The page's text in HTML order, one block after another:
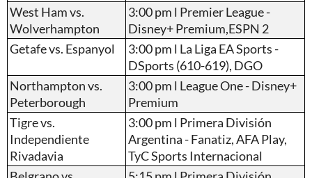
West Ham vs.
Wolverhampton
3:00 pm l Premier League -
Disney+ Premium,ESPN 2
Getafe vs. Espanyol
3:00 pm l La Liga EA Sports -
DSports (610-619), DGO
Northampton vs.
Peterborough
3:00 pm l League One - Disney+
Premium
Tigre vs.
Independiente
Rivadavia
3:00 pm l Primera División
Argentina - Fanatiz, AFA Play,
TyC Sports Internacional